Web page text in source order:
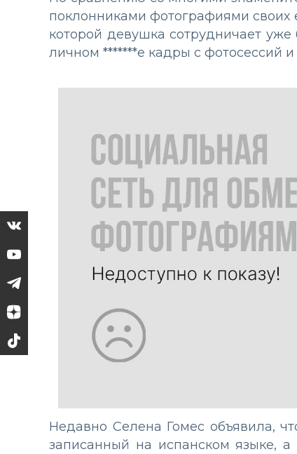
поклонниками фотографиями своих
которой девушка сотрудничает
личном *******е кадры с фотосессий
Недавно Селена Гомес объявила,
записанный на испанском языке,